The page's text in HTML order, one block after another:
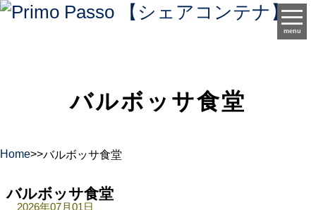
menu
バルボッサ食堂
Home>>バルボッサ食堂
バルボッサ食堂
2026年07月01日